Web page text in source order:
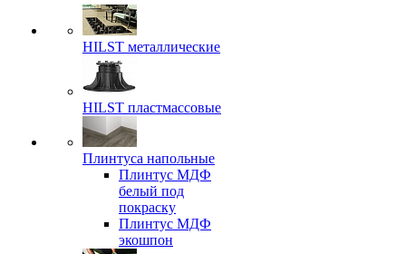
HILST металлические
HILST пластмассовые
Плинтуса напольные
Плинтус МДФ
белый под
покраску
Плинтус МДФ
экошпон